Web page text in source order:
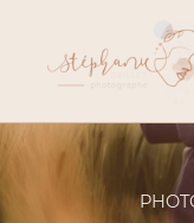
contenu